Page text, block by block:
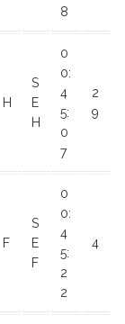
8
H
S
E
H
0
0:
4
5:
0
7
2
9
F
S
E
F
0
0:
4
5:
2
2
4